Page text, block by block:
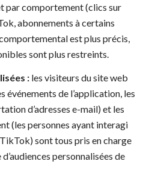
par comportement (clics sur
abonnements à certains
est plus précis,
sont plus restreints.
:les visiteurs du site web
événements de l’application, les
d’adresses e-mail) et les
(les personnes ayant interagi
sont tous pris en charge
personnalisées de